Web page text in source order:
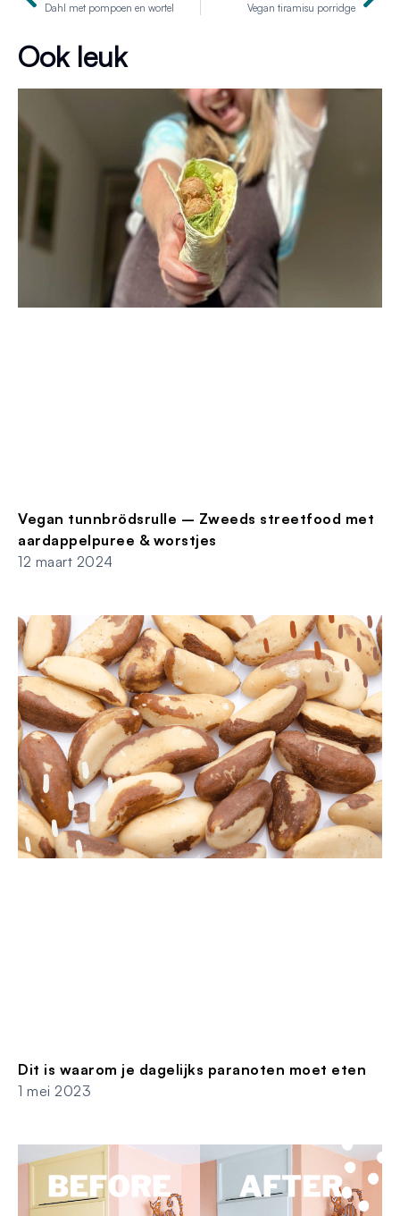
Dahl met pompoen en wortel Vegan tiramisu porridge
Ook leuk
Vegan tunnbrödsrulle – Zweeds streetfood met
aardappelpuree & worstjes
12 maart 2024
Dit is waarom je dagelijks paranoten moet eten
1 mei 2023